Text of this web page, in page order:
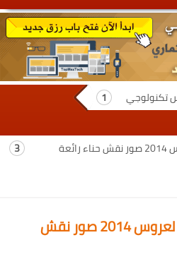
تكنولوجي
تصميمات نقش الحناء لعروس 2014 صور نقش حناء رائعة
تصميمات نقش الحناء لعروس 2014 صور نقش